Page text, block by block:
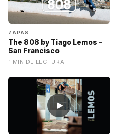
ZAPAS
The 808 by Tiago Lemos -
San Francisco
1 MIN DE LECTURA
▶